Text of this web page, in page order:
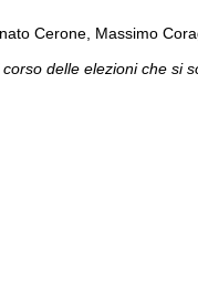
Cerone, Massimo
delle elezioni che si